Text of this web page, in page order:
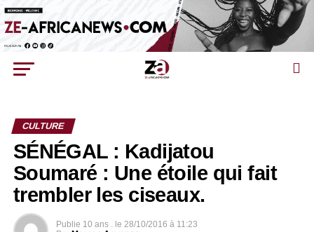
CULTURE
SÉNÉGAL : Kadijatou
Soumaré : Une étoile qui fait
trembler les ciseaux.
Publie 10 ans . le 28/10/2016 à 11:23